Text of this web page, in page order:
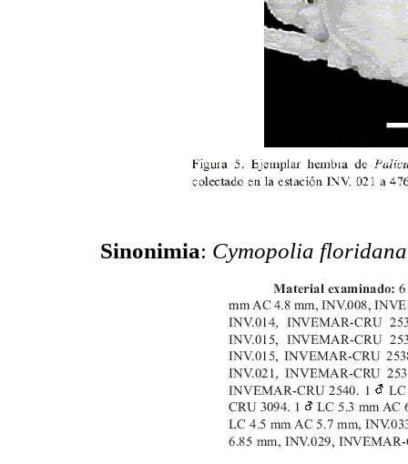
Sinonimia: Cymopolia floridana